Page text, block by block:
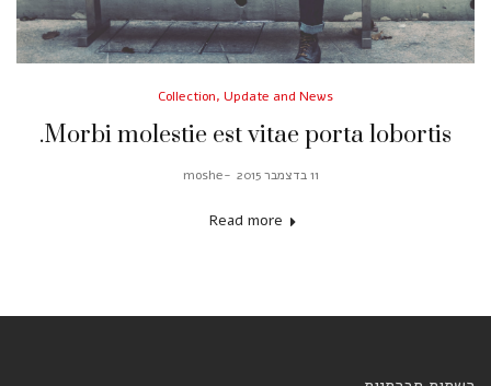
Posted
Collection Update and News
Morbi molestie est vitae porta lobortis.
Posted
11 בדצמבר 2015 bymoshe
Read more